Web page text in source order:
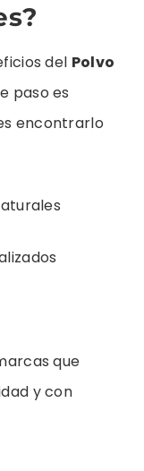
del Polvo
paso es
encontrarlo
que
y con